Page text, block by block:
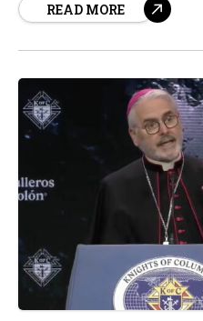
Iglesia en México, ha
READ MORE